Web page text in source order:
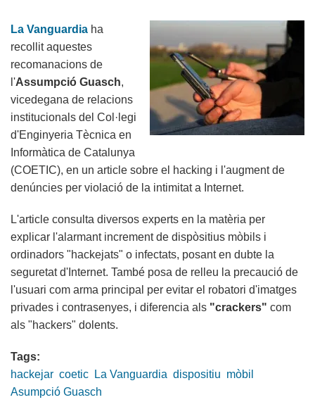
La Vanguardia ha
recollit aquestes
recomanacions de
l'Assumpció Guasch,
vicedegana de relacions
institucionals del Col·legi
d'Enginyeria Tècnica en
Informàtica de Catalunya
(COETIC), en un article sobre el hacking i l'augment de
denúncies per violació de la intimitat a Internet.
L'article consulta diversos experts en la matèria per
explicar l'alarmant increment de dispòsitius mòbils i
ordinadors "hackejats" o infectats, posant en dubte la
seguretat d'Internet. També posa de relleu la precaució de
l'usuari com arma principal per evitar el robatori d'imatges
privades i contrasenyes, i diferencia als "crackers" com
als "hackers" dolents.
Tags:
hackejar coetic La Vanguardia dispositiu mòbil
Asumpció Guasch